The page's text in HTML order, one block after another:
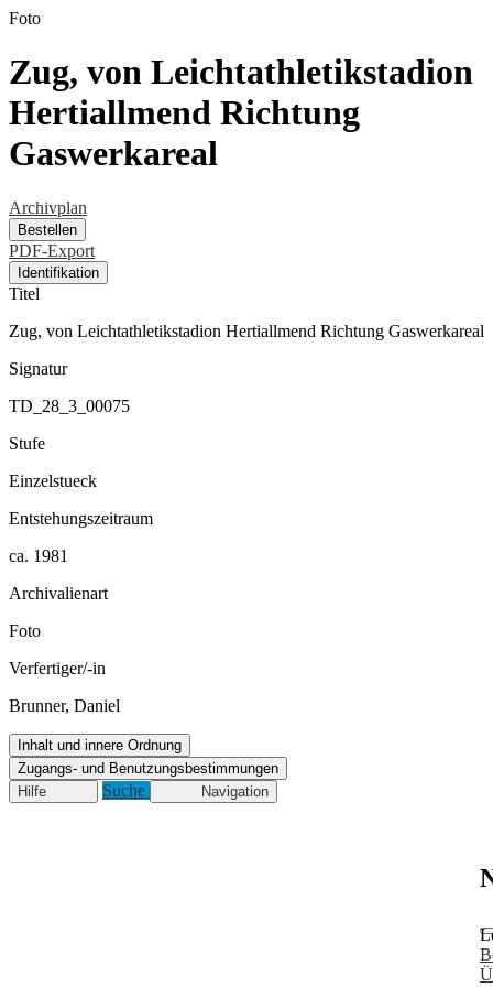
Foto
Zug, von Leichtathletikstadion
Hertiallmend Richtung
Gaswerkareal
Archivplan
Bestellen
PDF-Export
Identifikation
Titel
Zug, von Leichtathletikstadion Hertiallmend Richtung Gaswerkareal
Signatur
TD_28_3_00075
Stufe
Einzelstueck
Entstehungszeitraum
ca. 1981
Archivalienart
Foto
Verfertiger/-in
Brunner, Daniel
Inhalt und innere Ordnung
Zugangs- und Benutzungsbestimmungen
Hilfe
Suche Navigation